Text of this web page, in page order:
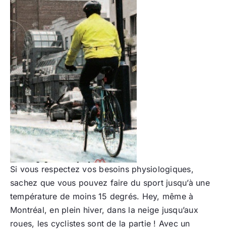
Si vous respectez vos besoins physiologiques,
sachez que vous pouvez faire du sport jusqu’à une
température de moins 15 degrés. Hey, même à
Montréal, en plein hiver, dans la neige jusqu’aux
roues, les cyclistes sont de la partie ! Avec un